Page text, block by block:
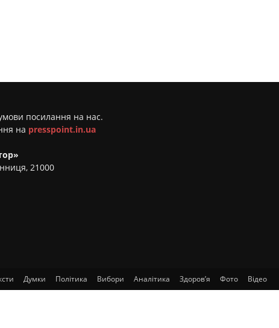
посилання на нас.
на presspoint.in.ua
21000
Думки Політика Вибори Аналітика Здоров’я Фото Відео